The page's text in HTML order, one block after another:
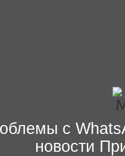
с
новости